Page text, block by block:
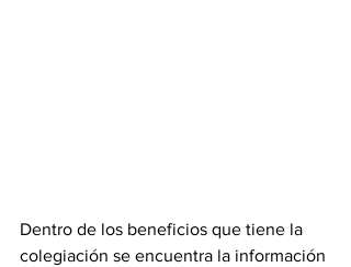
Dentro de los beneficios que tiene la
colegiación se encuentra la información